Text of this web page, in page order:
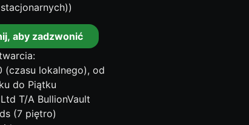
aby zadzwonić
(czasu lokalnego), od
do Piątku
T/A BullionVault
(7 piętro)